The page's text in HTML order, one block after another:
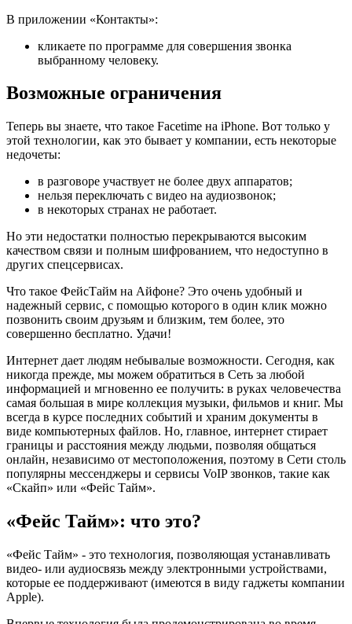
В приложении «Контакты»:
кликаете по программе для совершения звонка
выбранному человеку.
Возможные ограничения
Теперь вы знаете, что такое Facetime на iPhone. Вот только у
этой технологии, как это бывает у компании, есть некоторые
недочеты:
в разговоре участвует не более двух аппаратов;
нельзя переключать с видео на аудиозвонок;
в некоторых странах не работает.
Но эти недостатки полностью перекрываются высоким
качеством связи и полным шифрованием, что недоступно в
других спецсервисах.
Что такое ФейсТайм на Айфоне? Это очень удобный и
надежный сервис, с помощью которого в один клик можно
позвонить своим друзьям и близким, тем более, это
совершенно бесплатно. Удачи!
Интернет дает людям небывалые возможности. Сегодня, как
никогда прежде, мы можем обратиться в Сеть за любой
информацией и мгновенно ее получить: в руках человечества
самая большая в мире коллекция музыки, фильмов и книг. Мы
всегда в курсе последних событий и храним документы в
виде компьютерных файлов. Но, главное, интернет стирает
границы и расстояния между людьми, позволяя общаться
онлайн, независимо от местоположения, поэтому в Сети столь
популярны мессенджеры и сервисы VoIP звонков, такие как
«Скайп» или «Фейс Тайм».
«Фейс Тайм»: что это?
«Фейс Тайм» - это технология, позволяющая устанавливать
видео- или аудиосвязь между электронными устройствами,
которые ее поддерживают (имеются в виду гаджеты компании
Apple).